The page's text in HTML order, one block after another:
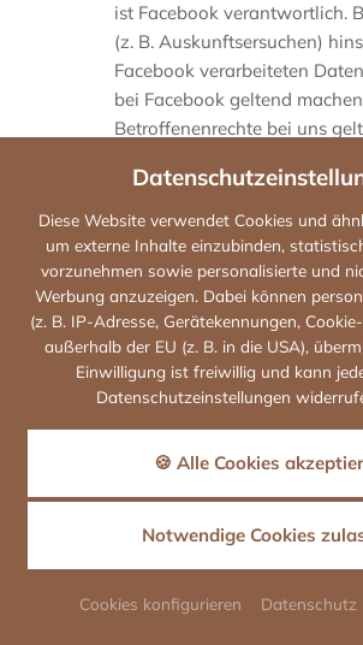
Diese Website verwendet Cookies und
um externe Inhalte einzubinden,
vorzunehmen sowie personalisierte und
Werbung anzuzeigen. Dabei können
(z. B. IP-Adresse, Gerätekennungen,
außerhalb der EU (z. B. in die USA),
Einwilligung ist freiwillig und kann
Datenschutzeinstellungen
🍪 Alle Cookies
Notwendige Cookies
Cookies konfigurieren Datenschutz
+49 (0)9666 188050
Jetzt bewerben
ist Facebook verantwortlich.
(z. B. Auskunftsersuchen)
Facebook verarbeiteten
bei Facebook geltend
Betroffenenrechte bei uns
weiterzuleiten.
Die Datenübertragung in die
Standardvertragsklauseln
gestützt. Details finden Sie
https://www.facebook.com/
https://de-
de.facebook.com/help/
https://www.facebook.com/
Das Unternehmen verfügt
Zertifizierung nach dem „EU-
Übereinkommen zwischen
Union und den USA, der die
europäischer